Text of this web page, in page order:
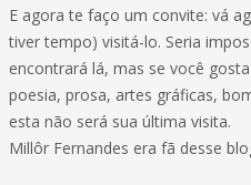
E agora te faço um convite: vá
tiver tempo) visitá-lo. Seria
encontrará lá, mas se você
poesia, prosa, artes gráficas,
esta não será sua última visita.
Millôr Fernandes era fã desse